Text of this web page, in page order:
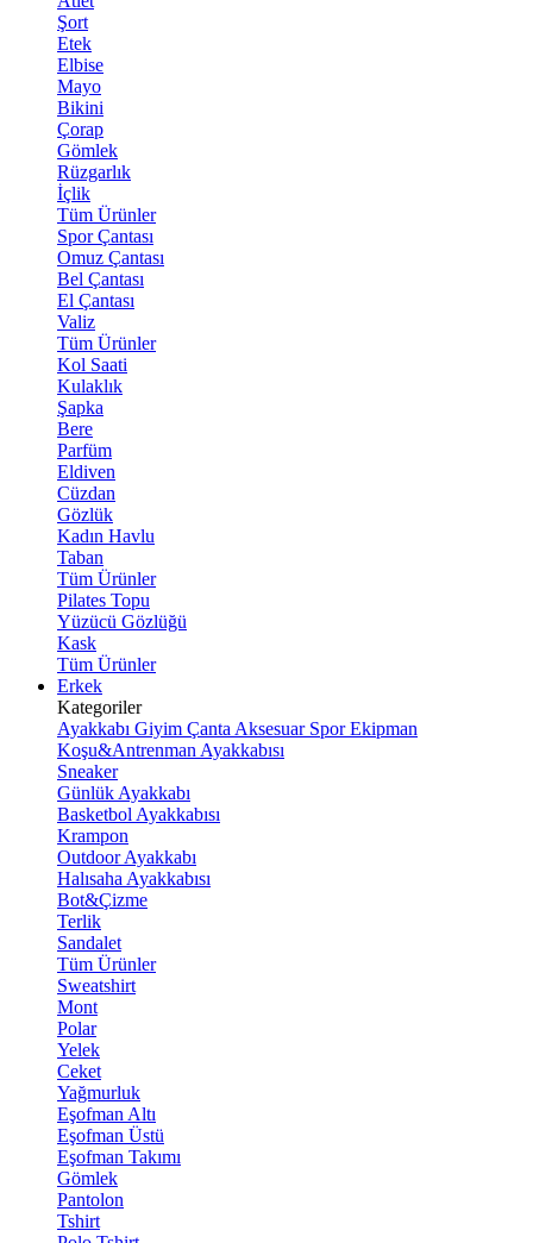
Şort
Etek
Elbise
Mayo
Bikini
Çorap
Gömlek
Rüzgarlık
İçlik
Tüm Ürünler
Spor Çantası
Omuz Çantası
Bel Çantası
El Çantası
Valiz
Tüm Ürünler
Kol Saati
Kulaklık
Şapka
Bere
Parfüm
Eldiven
Cüzdan
Gözlük
Kadın Havlu
Taban
Tüm Ürünler
Pilates Topu
Yüzücü Gözlüğü
Kask
Tüm Ürünler
Erkek
Kategoriler
Ayakkabı Giyim Çanta Aksesuar Spor Ekipman
Koşu&Antrenman Ayakkabısı
Sneaker
Günlük Ayakkabı
Basketbol Ayakkabısı
Krampon
Outdoor Ayakkabı
Halısaha Ayakkabısı
Bot&Çizme
Terlik
Sandalet
Tüm Ürünler
Sweatshirt
Mont
Polar
Yelek
Ceket
Yağmurluk
Eşofman Altı
Eşofman Üstü
Eşofman Takımı
Gömlek
Pantolon
Tshirt